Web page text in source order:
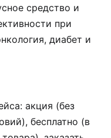
средство и
при
диабет и
акция (без
бесплатно (в